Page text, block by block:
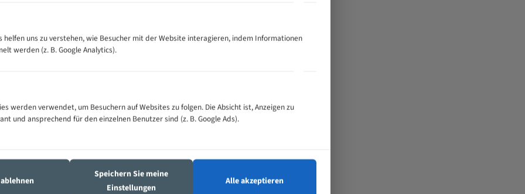
300
500
4/6
4/6
4/5
4/5
M (mm)
Zähne pro
Zoll (ZpZ))
35 - 70
5/8
130 -
350
150 -
helfen uns zu verstehen, wie Besucher mit der Website interagieren, indem Informationen
werden (z. B. Google Analytics).
werden verwendet, um Besuchern auf Websites zu folgen. Die Absicht ist, Anzeigen zu
und ansprechend für den einzelnen Benutzer sind (z. B. Google Ads).
Speichern Sie meine
Einstellungen
Alle akzeptieren